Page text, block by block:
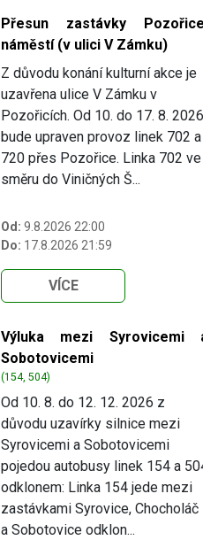
Přesun zastávky
náměstí (v ulici V Zámku)
Z důvodu konání kulturní akce je
uzavřena ulice V Zámku v
Pozořicích. Od 10. do 17. 8. 2026
bude upraven provoz linek 702 a
720 přes Pozořice. Linka 702 ve
směru do Viničných Š...
Od: 9.8.2026 22:00
Do: 17.8.2026 21:59
VÍCE
Výluka mezi Syrovicemi
Sobotovicemi
(154, 504)
Od 10. 8. do 12. 12. 2026 z
důvodu uzavírky silnice mezi
Syrovicemi a Sobotovicemi
pojedou autobusy linek 154 a
odklonem: Linka 154 jede mezi
zastávkami Syrovice, Chocholáč
a Sobotovice odklon...